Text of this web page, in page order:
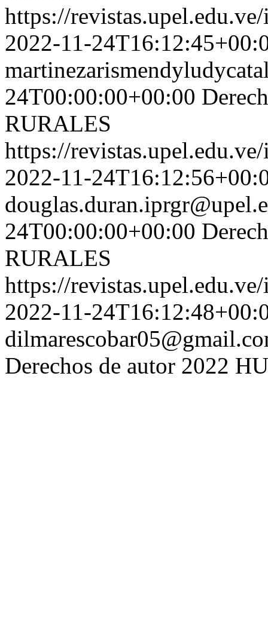
https://
2022-11-
24T00:00:00+00:00
RURALES
https://
2022-11-
24T00:00:00+00:00
RURALES
https://
2022-11-
Derechos de autor 2022